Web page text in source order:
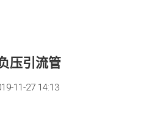
压引流管
11-27 14:13